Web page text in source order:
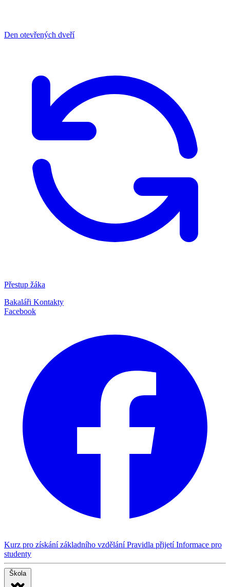
Den otevřených dveří
Přestup žáka
Bakaláři Kontakty
Facebook
Kurz pro získání základního vzděláníPravidla přijetíInformace pro
studenty
Škola